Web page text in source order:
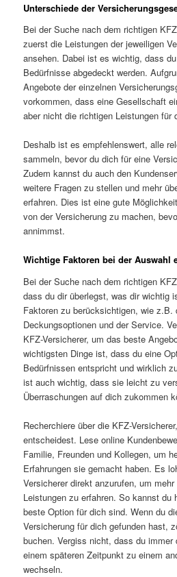
Unterschiede der
Bei der Suche nach dem richtigen
zuerst die Leistungen der jeweiligen
ansehen. Dabei ist es wichtig, dass
Bedürfnisse abgedeckt werden.
Angebote der einzelnen
vorkommen, dass eine Gesellschaft
aber nicht die richtigen Leistungen für
Deshalb ist es empfehlenswert, alle
sammeln, bevor du dich für eine
Zudem kannst du auch den
weitere Fragen zu stellen und mehr
erfahren. Dies ist eine gute
von der Versicherung zu machen,
annimmst.
Wichtige Faktoren bei der Auswahl
Bei der Suche nach dem richtigen
dass du dir überlegst, was dir wichtig
Faktoren zu berücksichtigen, wie z.B.
Deckungsoptionen und der Service.
KFZ-Versicherer, um das beste
wichtigsten Dinge ist, dass du eine
Bedürfnissen entspricht und wirklich
ist auch wichtig, dass sie leicht zu
Überraschungen auf dich zukommen
Recherchiere über die KFZ-
entscheidest. Lese online
Familie, Freunden und Kollegen, um
Erfahrungen sie gemacht haben. Es
Versicherer direkt anzurufen, um
Leistungen zu erfahren. So kannst du
beste Option für dich sind. Wenn du
Versicherung für dich gefunden hast,
buchen. Vergiss nicht, dass du
einem späteren Zeitpunkt zu einem
wechseln.